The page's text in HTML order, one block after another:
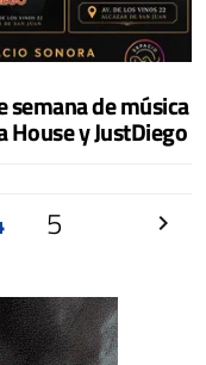
semana de música
House y JustDiego
5